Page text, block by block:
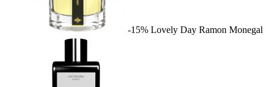
-15% Lovely Day Ramon Monegal